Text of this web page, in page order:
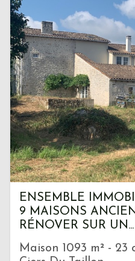
ENSEMBLE
9 MAISONS
RÉNOVER SUR UN...
Maison 1093 m² - 23